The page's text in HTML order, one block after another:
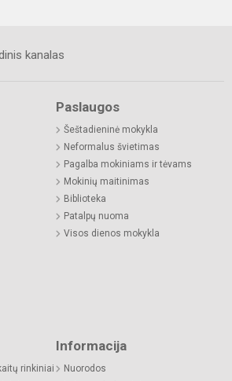
kanalas
Paslaugos
Šeštadieninė mokykla
Neformalus švietimas
Pagalba mokiniams ir tėvams
Mokinių maitinimas
Biblioteka
Patalpų nuoma
Visos dienos mokykla
rinkiniai
Informacija
Nuorodos